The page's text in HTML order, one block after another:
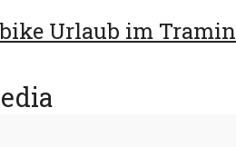
Urlaub im